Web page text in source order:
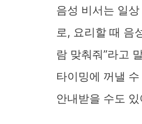
음성 비서는 일
로, 요리할 때 음
람 맞춰줘”라고
타이밍에 꺼낼
안내받을 수도